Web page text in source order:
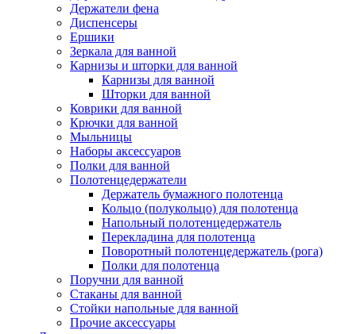
Держатели фена
Диспенсеры
Ершики
Зеркала для ванной
Карнизы и шторки для ванной
Карнизы для ванной
Шторки для ванной
Коврики для ванной
Крючки для ванной
Мыльницы
Наборы аксессуаров
Полки для ванной
Полотенцедержатели
Держатель бумажного полотенца
Кольцо (полукольцо) для полотенца
Напольный полотенцедержатель
Перекладина для полотенца
Поворотный полотенцедержатель (рога)
Полки для полотенца
Поручни для ванной
Стаканы для ванной
Стойки напольные для ванной
Прочие аксессуары